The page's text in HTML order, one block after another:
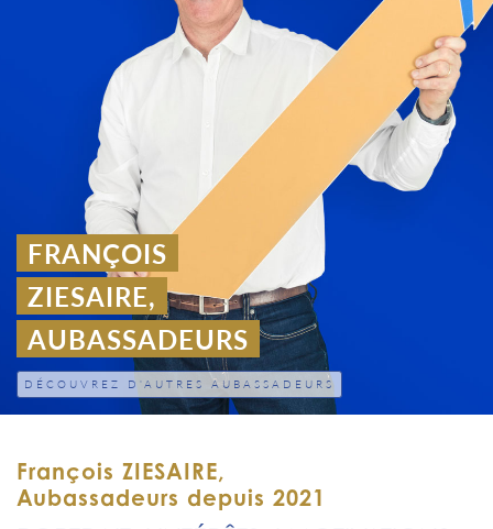
FRANÇOIS
ZIESAIRE,
AUBASSADEURS
DÉCOUVREZ D'AUTRES AUBASSADEURS
François ZIESAIRE,
Aubassadeurs depuis 2021